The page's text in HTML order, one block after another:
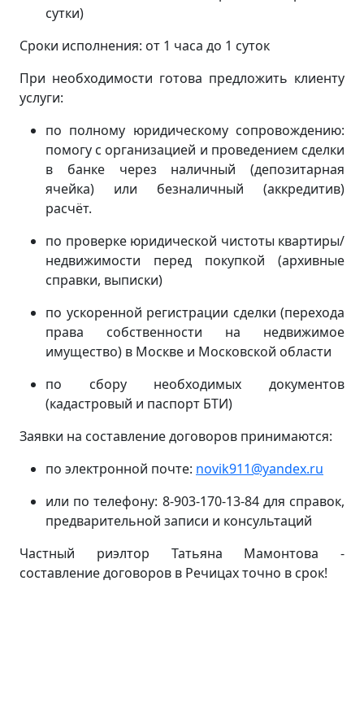
сутки)
Сроки исполнения: от 1 часа до 1 суток
При необходимости готова предложить клиенту
услуги:
по полному юридическому сопровождению:
помогу с организацией и проведением сделки
в банке через наличный (депозитарная
ячейка) или безналичный (аккредитив)
расчёт.
по проверке юридической чистоты квартиры/
недвижимости перед покупкой (архивные
справки, выписки)
по ускоренной регистрации сделки (перехода
права собственности на недвижимое
имущество) в Москве и Московской области
по сбору необходимых документов
(кадастровый и паспорт БТИ)
Заявки на составление договоров принимаются:
по электронной почте: novik911@yandex.ru
или по телефону: 8-903-170-13-84 для справок,
предварительной записи и консультаций
Частный риэлтор Татьяна Мамонтова -
составление договоров в Речицах точно в срок!